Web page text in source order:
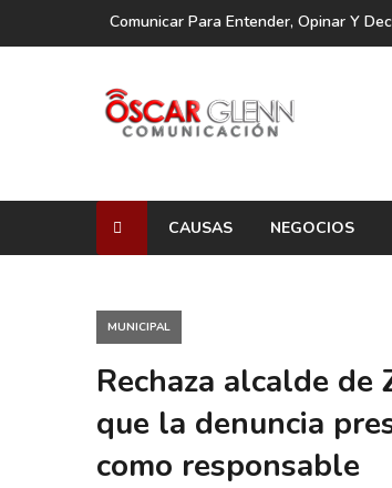
Comunicar Para Entender, Opinar Y
CAUSAS NEGOCIOS
MUNICIPAL
Rechaza alcalde de
que la denuncia
como responsable